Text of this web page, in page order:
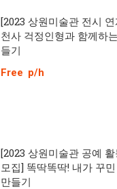
[2023 상원미술관 전시
천사 걱정인형과 함께하
들기
Free p/h
[2023 상원미술관 공예
모집] 똑딱똑딱! 내가 꾸
만들기